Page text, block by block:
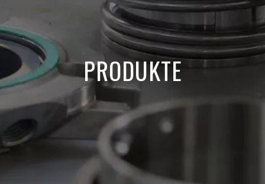
PRODUKTE